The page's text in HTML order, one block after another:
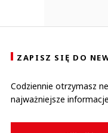
ZAPISZ SIĘ DO
Codziennie otrzymasz
najważniejsze